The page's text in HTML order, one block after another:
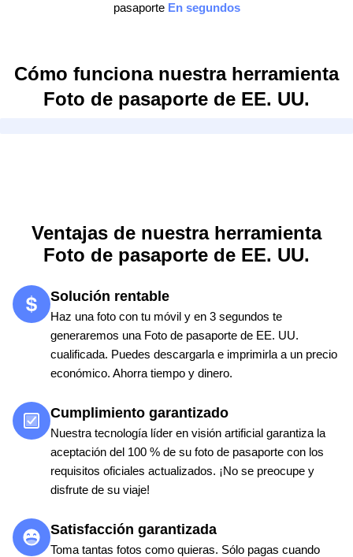
pasaporte En segundos
Cómo funciona nuestra herramienta
Foto de pasaporte de EE. UU.
Ventajas de nuestra herramienta
Foto de pasaporte de EE. UU.
Solución rentable
Haz una foto con tu móvil y en 3 segundos te
generaremos una Foto de pasaporte de EE. UU.
cualificada. Puedes descargarla e imprimirla a un precio
económico. Ahorra tiempo y dinero.
Cumplimiento garantizado
Nuestra tecnología líder en visión artificial garantiza la
aceptación del 100 % de su foto de pasaporte con los
requisitos oficiales actualizados. ¡No se preocupe y
disfrute de su viaje!
Satisfacción garantizada
Toma tantas fotos como quieras. Sólo pagas cuando